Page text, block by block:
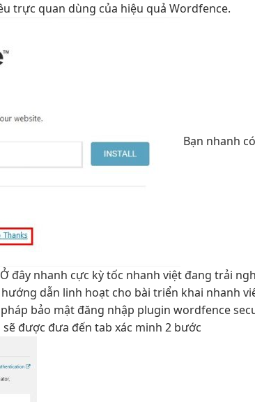
trực quan dùng của hiệu quả Wordfence.
Bạn nhanh
Ở đây nhanh cực kỳ tốc nhanh việt đangtrải
hướng dẫn linh hoạt cho bàitriển khai nhanh
bảo mật đăng nhập plugin wordfence
được đưa đến tab xác minh 2 bước